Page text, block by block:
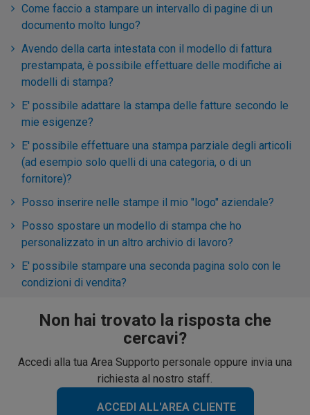
Come faccio a stampare un intervallo di pagine di un
documento molto lungo?
Avendo della carta intestata con il modello di fattura
prestampata, è possibile effettuare delle modifiche ai
modelli di stampa?
E' possibile adattare la stampa delle fatture secondo le
mie esigenze?
E' possibile effettuare una stampa parziale degli articoli
(ad esempio solo quelli di una categoria, o di un
fornitore)?
Posso inserire nelle stampe il mio "logo" aziendale?
Posso spostare un modello di stampa che ho
personalizzato in un altro archivio di lavoro?
E' possibile stampare una seconda pagina solo con le
condizioni di vendita?
Non hai trovato la risposta che
cercavi?
Accedi alla tua Area Supporto personale oppure invia una
richiesta al nostro staff.
ACCEDI ALL'AREA CLIENTE